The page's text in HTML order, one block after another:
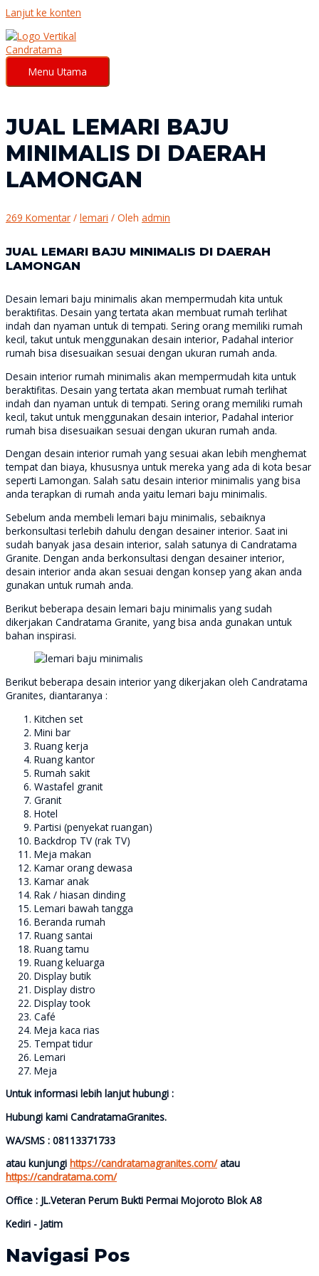
Lanjut ke konten
Menu Utama
JUAL LEMARI BAJU
MINIMALIS DI DAERAH
LAMONGAN
269 Komentar / lemari / Oleh admin
JUAL LEMARI BAJU MINIMALIS DI DAERAH
LAMONGAN
Desain lemari baju minimalis akan mempermudah kita untuk
beraktifitas. Desain yang tertata akan membuat rumah terlihat
indah dan nyaman untuk di tempati. Sering orang memiliki rumah
kecil, takut untuk menggunakan desain interior, Padahal interior
rumah bisa disesuaikan sesuai dengan ukuran rumah anda.
Desain interior rumah minimalis akan mempermudah kita untuk
beraktifitas. Desain yang tertata akan membuat rumah terlihat
indah dan nyaman untuk di tempati. Sering orang memiliki rumah
kecil, takut untuk menggunakan desain interior, Padahal interior
rumah bisa disesuaikan sesuai dengan ukuran rumah anda.
Dengan desain interior rumah yang sesuai akan lebih menghemat
tempat dan biaya, khususnya untuk mereka yang ada di kota besar
seperti Lamongan. Salah satu desain interior minimalis yang bisa
anda terapkan di rumah anda yaitu lemari baju minimalis.
Sebelum anda membeli lemari baju minimalis, sebaiknya
berkonsultasi terlebih dahulu dengan desainer interior. Saat ini
sudah banyak jasa desain interior, salah satunya di Candratama
Granite. Dengan anda berkonsultasi dengan desainer interior,
desain interior anda akan sesuai dengan konsep yang akan anda
gunakan untuk rumah anda.
Berikut beberapa desain lemari baju minimalis yang sudah
dikerjakan Candratama Granite, yang bisa anda gunakan untuk
bahan inspirasi.
Berikut beberapa desain interior yang dikerjakan oleh Candratama
Granites, diantaranya :
Kitchen set
Mini bar
Ruang kerja
Ruang kantor
Rumah sakit
Wastafel granit
Granit
Hotel
Partisi (penyekat ruangan)
Backdrop TV (rak TV)
Meja makan
Kamar orang dewasa
Kamar anak
Rak / hiasan dinding
Lemari bawah tangga
Beranda rumah
Ruang santai
Ruang tamu
Ruang keluarga
Display butik
Display distro
Display took
Café
Meja kaca rias
Tempat tidur
Lemari
Meja
Untuk informasi lebih lanjut hubungi :
Hubungi kami CandratamaGranites.
WA/SMS : 08113371733
atau kunjungi https://candratamagranites.com/atau
https://candratama.com/
Office : JL.Veteran Perum Bukti Permai Mojoroto Blok A8
Kediri - Jatim
Navigasi Pos